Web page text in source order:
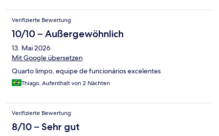
Verifizierte Bewertung
10/10 – Außergewöhnlich
13. Mai 2026
Mit Google übersetzen
Quarto limpo, equipe de funcionários excelentes
Thiago, Aufenthalt von 2 Nächten
Verifizierte Bewertung
8/10 – Sehr gut